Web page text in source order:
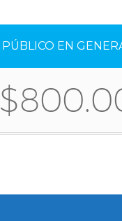
PÚBLICO EN